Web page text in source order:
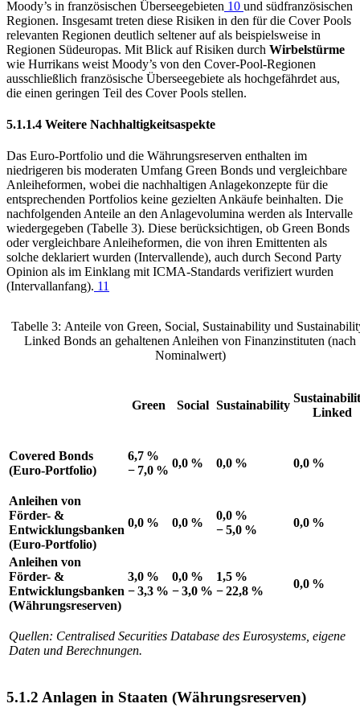
Moody’s in französischen Überseegebieten 10 und südfranzösischen
Regionen. Insgesamt treten diese Risiken in den für die Cover Pools
relevanten Regionen deutlich seltener auf als beispielsweise in
Regionen Südeuropas. Mit Blick auf Risiken durch Wirbelstürme
wie Hurrikans weist Moody’s von den Cover-Pool-Regionen
ausschließlich französische Überseegebiete als hochgefährdet aus,
die einen geringen Teil des Cover Pools stellen.
5.1.1.4 Weitere Nachhaltigkeitsaspekte
Das Euro-Portfolio und die Währungsreserven enthalten im
niedrigeren bis moderaten Umfang Green Bonds und vergleichbare
Anleiheformen, wobei die nachhaltigen Anlagekonzepte für die
entsprechenden Portfolios keine gezielten Ankäufe beinhalten. Die
nachfolgenden Anteile an den Anlagevolumina werden als Intervalle
wiedergegeben (Tabelle 3). Diese berücksichtigen, ob Green Bonds
oder vergleichbare Anleiheformen, die von ihren Emittenten als
solche deklariert wurden (Intervallende), auch durch Second Party
Opinion als im Einklang mit ICMA-Standards verifiziert wurden
(Intervallanfang). 11
Tabelle 3: Anteile von Green, Social, Sustainability und
Linked Bonds an gehaltenen Anleihen von Finanzinstituten (nach
Nominalwert)
Green Social Sustainability
Linked
Covered Bonds
(Euro-Portfolio)
6,7 %
−⁠ 7,0 %
0,0 % 0,0 % 0,0 %
Anleihen von
Förder- &
Entwicklungsbanken
(Euro-Portfolio)
0,0 % 0,0 %
0,0 %
−⁠ 5,0 %
0,0 %
Anleihen von
Förder- &
Entwicklungsbanken
(Währungsreserven)
3,0 %
−⁠ 3,3 %
0,0 %
−⁠ 3,0 %
1,5 %
−⁠ 22,8 %
0,0 %
Quellen: Centralised Securities Database des Eurosystems, eigene
Daten und Berechnungen.
5.1.2 Anlagen in Staaten (Währungsreserven)